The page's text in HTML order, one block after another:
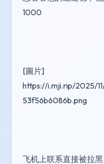
1000
[圖片]
https://i.mji.rip/2025/
53f56b6086b.png
飞机上联系直接被拉黑